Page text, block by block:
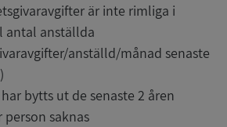
är inte rimliga i
anställda
anställd/månad senaste
bytts ut de senaste 2 åren
person saknas